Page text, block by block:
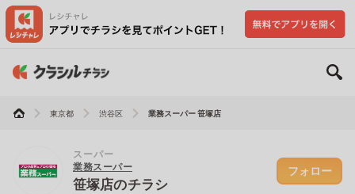
東京都 渋谷区 業務スーパー 笹塚店
スーパー
業務スーパー
笹塚店のチラシ
フォロー